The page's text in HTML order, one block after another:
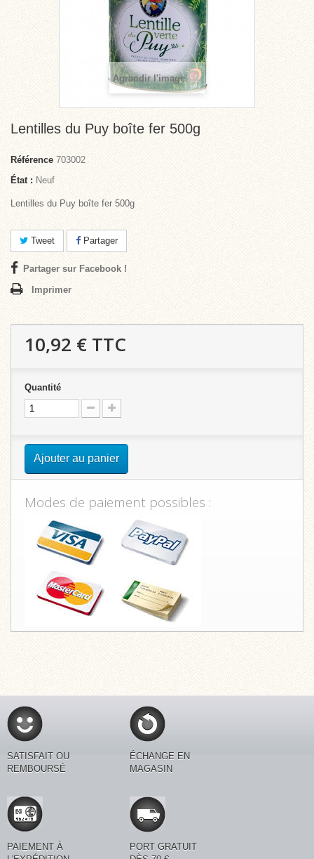
Agrandir l'image
Lentilles du Puy boîte fer 500g
Référence 703002
État : Neuf
Lentilles du Puy boîte fer 500g
Tweet Partager
Partager sur Facebook !
Imprimer
10,92 € TTC
Quantité
Ajouter au panier
Modes de paiement possibles :
SATISFAIT OU
REMBOURSÉ
ÉCHANGE EN
MAGASIN
PAIEMENT À
PORT GRATUIT